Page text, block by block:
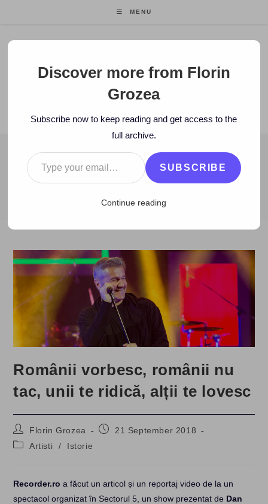
MENU
Florin Grozea
ENTREPRENEUR. FOUNDER/CEO MOCAPP.
BLOG
2018 > September > 21 > Istorie > Românii vorbesc, românii
Românii vorbesc, românii nu
tac, unii te ridică, alții te lovesc
Post
author:
Florin Grozea
Post21 September 2018
PostArtisti / Istorie
Recorder.ro a făcut un articol și un reportaj video de la un
spectacol organizat în Sectorul 5, un show prezentat de Dan
Discover more from Florin
Grozea
Subscribe now to keep reading and get access to the
full archive.
Type your email…
SUBSCRIBE
Continue reading